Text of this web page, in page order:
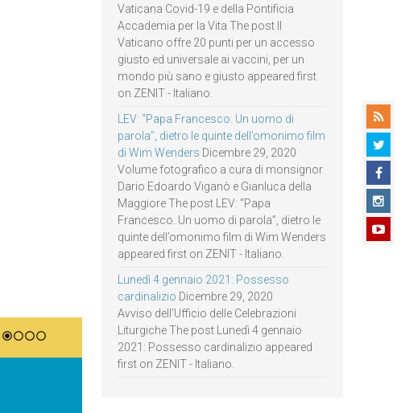
Vaticana Covid-19 e della Pontificia
Accademia per la Vita The post Il
Vaticano offre 20 punti per un accesso
giusto ed universale ai vaccini, per un
mondo più sano e giusto appeared first
on ZENIT - Italiano.
LEV: “Papa Francesco. Un uomo di
parola”, dietro le quinte dell’omonimo film
di Wim Wenders Dicembre 29, 2020
Volume fotografico a cura di monsignor
Dario Edoardo Viganò e Gianluca della
Maggiore The post LEV: “Papa
Francesco. Un uomo di parola”, dietro le
quinte dell’omonimo film di Wim Wenders
appeared first on ZENIT - Italiano.
Lunedì 4 gennaio 2021: Possesso
cardinalizio Dicembre 29, 2020
Avviso dell’Ufficio delle Celebrazioni
Liturgiche The post Lunedì 4 gennaio
2021: Possesso cardinalizio appeared
first on ZENIT - Italiano.